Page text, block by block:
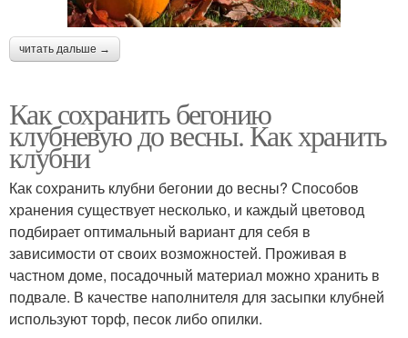
читать дальше →
Как сохранить бегонию
клубневую до весны. Как хранить
клубни
Как сохранить клубни бегонии до весны? Способов
хранения существует несколько, и каждый цветовод
подбирает оптимальный вариант для себя в
зависимости от своих возможностей. Проживая в
частном доме, посадочный материал можно хранить в
подвале. В качестве наполнителя для засыпки клубней
используют торф, песок либо опилки.